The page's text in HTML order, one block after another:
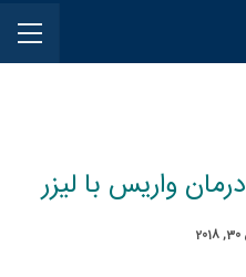
واریس با لیزر